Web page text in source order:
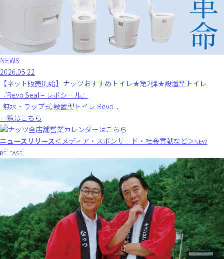
NEWS
2026.05.22
【ネット販売開始】ナッツおすすめトイレ★第2弾★設置型トイレ
『Revo Seal – レボシール』
無水・ラップ式 設置型トイレ Revo ...
一覧はこちら
ニュースリリース＜メディア・スポンサード・社会貢献など＞NEW
RELEASE